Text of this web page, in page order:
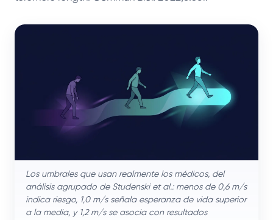
Los umbrales que usan realmente los médicos, del
análisis agrupado de Studenski et al.: menos de 0,6 m/s
indica riesgo, 1,0 m/s señala esperanza de vida superior
a la media, y 1,2 m/s se asocia con resultados